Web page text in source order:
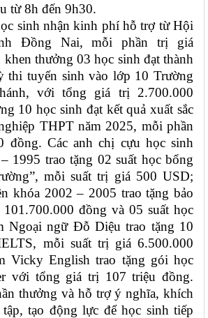
từ 8h đến 9h30.
sinh nhận kinh phí hỗ trợ từ Hội
Đồng Nai, mỗi phần trị giá
thưởng 03 học sinh đạt thành
thi tuyển sinh vào lớp 10 Trường
với tổng giá trị 2.700.000
10 học sinh đạt kết quả xuất sắc
THPT năm 2025, mỗi phần
đồng. Các anh chị cựu học sinh
1995 trao tặng 02 suất học bổng
mỗi suất trị giá 500 USD;
khóa 2002 – 2005 trao tặng bảo
đồng và 05 suất học
Ngoại ngữ Đỗ Diệu trao tặng 10
mỗi suất trị giá 6.500.000
Vicky English trao tặng gói học
với tổng giá trị 107 triệu đồng.
thưởng và hỗ trợ ý nghĩa, khích
tạo động lực để học sinh tiếp